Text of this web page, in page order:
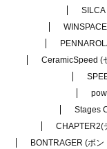
SILCA
CeramicSpeed (
Stages
CHAPTER2(
BONTRAGER (ボン